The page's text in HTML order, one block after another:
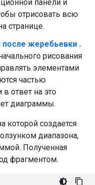
панели и
отрисовать всю
странице.
жеребьевки .
рисования
элементами
частью
ответ на это
диаграммы.
которой создается
диапазона,
Полученная
фрагментом.